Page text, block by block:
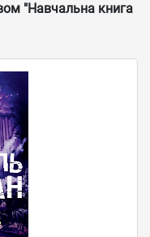
"Навчальна книга